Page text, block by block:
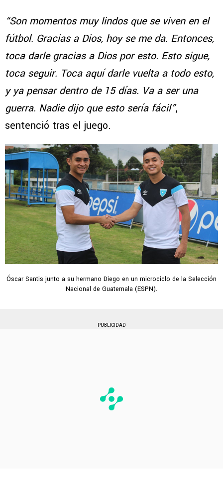
“Son momentos muy lindos que se viven en el
fútbol. Gracias a Dios, hoy se me da. Entonces,
toca darle gracias a Dios por esto. Esto sigue,
toca seguir. Toca aquí darle vuelta a todo esto,
y ya pensar dentro de 15 días. Va a ser una
guerra. Nadie dijo que esto sería fácil”,
sentenció tras el juego.
Óscar Santis junto a su hermano Diego en un microciclo de la Selección
Nacional de Guatemala (ESPN).
PUBLICIDAD